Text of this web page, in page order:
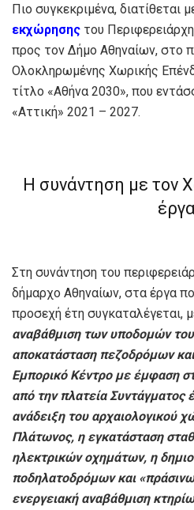
Πιο συγκεκριμένα, διατίθεται
εκχώρησης του
προς τον Δήμο Αθηναίων, στο
Ολοκληρωμένης Χωρικής
τίτλο «Αθήνα 2030», που
«Αττική» 2021 – 2027.
Η συνάντηση με τον
Στη συνάντηση του
δήμαρχο Αθηναίων, στα έργα
προσεχή έτη συγκαταλέγεται,
αναβάθμιση των υποδομών
αποκατάσταση πεζοδρόμων
Εμπορικό Κέντρο με έμφαση
από την πλατεία Συντάγματος
ανάδειξη του αρχαιολογικού
Πλάτωνος, η εγκατάσταση
ηλεκτρικών οχημάτων, η
ποδηλατοδρόμων και
ενεργειακή αναβάθμιση